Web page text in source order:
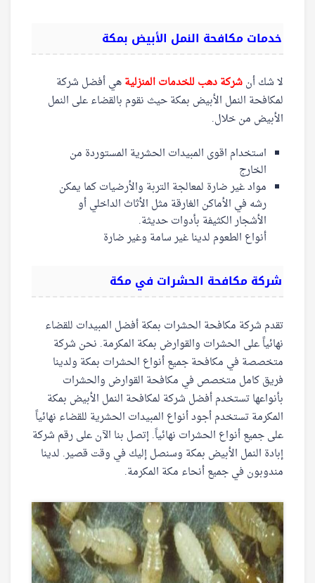
خدمات مكافحة النمل الأبيض بمكة
لا شك أنشركة دهب للخدمات المنزليةهي أفضل شركة
لمكافحة النمل الأبيض بمكة حيث نقوم بالقضاء على النمل
الأبيض من خلال.
استخدام اقوى المبيدات الحشرية المستوردة من
الخارج
مواد غير ضارة لمعالجة التربة والأرضيات كما يمكن
رشه في الأماكن الغارقة مثل الأثاث الداخلي أو
الأشجار الكثيفة بأدوات حديثة.
أنواع الطعوم لدينا غير سامة وغير ضارة
شركة مكافحة الحشرات في مكة
تقدم شركة مكافحة الحشرات بمكة أفضل المبيدات للقضاء
نهائياً على الحشرات والقوارض بمكة المكرمة. نحن شركة
متخصصة في مكافحة جميع أنواع الحشرات بمكة ولدينا
فريق كامل متخصص في مكافحة القوارض والحشرات
بأنواعها تستخدم أفضل شركة لمكافحة النمل الأبيض بمكة
المكرمة تستخدم أجود أنواع المبيدات الحشرية للقضاء نهائياً
على جميع أنواع الحشرات نهائياً. إتصل بنا الآن على رقم شركة
إبادة النمل الأبيض بمكة وسنصل إليك في وقت قصير. لدينا
مندوبون في جميع أنحاء مكة المكرمة.